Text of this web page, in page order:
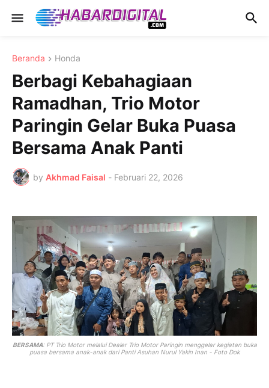
Beranda Honda
Berbagi Kebahagiaan
Ramadhan, Trio Motor
Paringin Gelar Buka Puasa
Bersama Anak Panti
by Akhmad Faisal - Februari 22, 2026
BERSAMA: PT Trio Motormelalui Dealer Trio Motor Paringin menggelar kegiatan buka
puasa bersama anak-anak dari Panti Asuhan Nurul Yakin Inan - Foto Dok